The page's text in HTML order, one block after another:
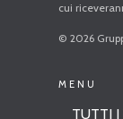
cui
© 2026
MENU
TUTTI I